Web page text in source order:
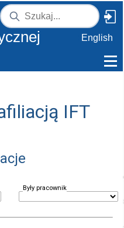
English
IFT
Były pracownik